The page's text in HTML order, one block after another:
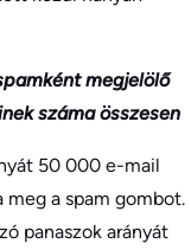
megjelölő
száma összesen
50 000 e-mail
a spam gombot.
panaszok arányát